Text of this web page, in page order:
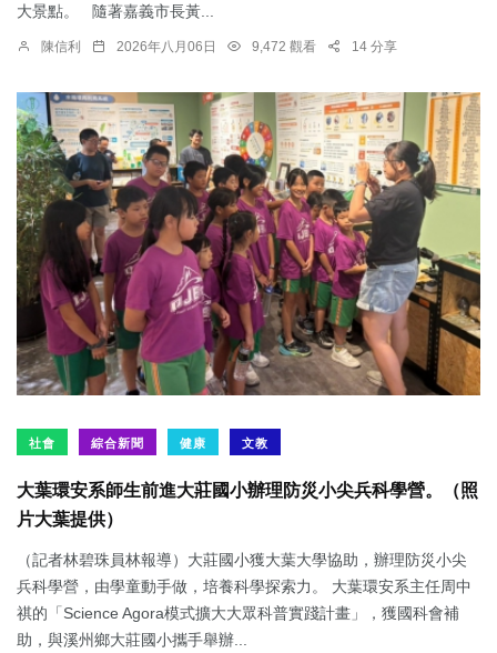
大景點。 隨著嘉義市長黃...
陳信利 2026年八月06日 9,472 觀看 14 分享
社會 綜合新聞 健康 文教
大葉環安系師生前進大莊國小辦理防災小尖兵科學營。（照
片大葉提供）
（記者林碧珠員林報導）大莊國小獲大葉大學協助，辦理防災小尖
兵科學營，由學童動手做，培養科學探索力。 大葉環安系主任周中
祺的「Science Agora模式擴大大眾科普實踐計畫」，獲國科會補
助，與溪州鄉大莊國小攜手舉辦...